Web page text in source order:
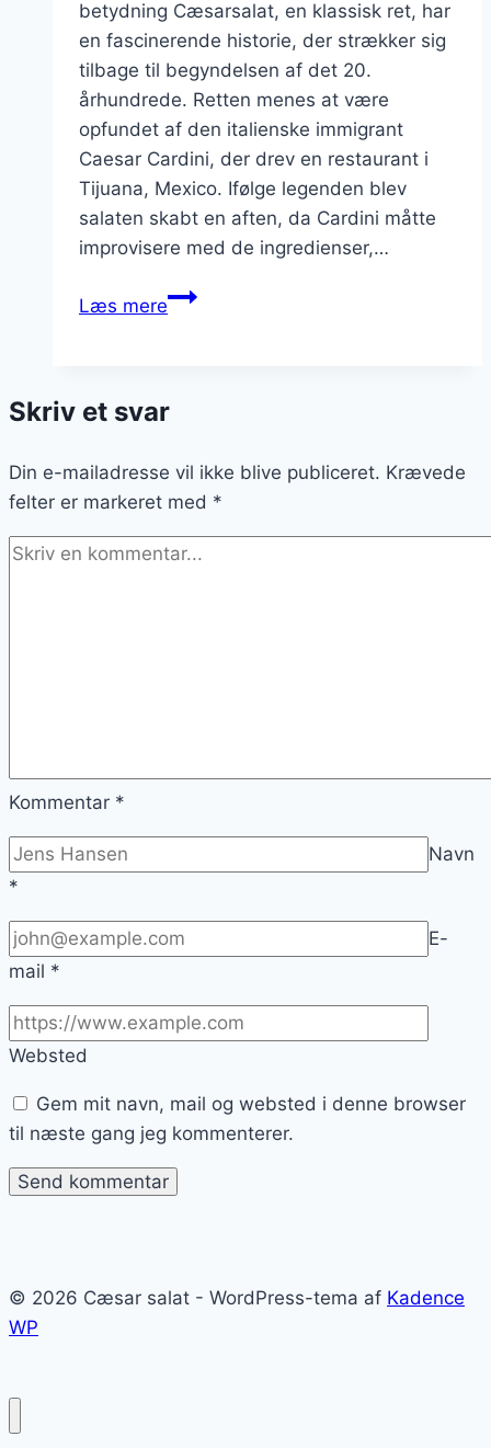
betydning Cæsarsalat, en klassisk ret, har
en fascinerende historie, der strækker sig
tilbage til begyndelsen af det 20.
århundrede. Retten menes at være
opfundet af den italienske immigrant
Caesar Cardini, der drev en restaurant i
Tijuana, Mexico. Ifølge legenden blev
salaten skabt en aften, da Cardini måtte
improvisere med de ingredienser,…
Læs mereCæsarsalat
purløg
Skriv et svar
Din e-mailadresse vil ikke blive publiceret. Krævede
felter er markeret med *
Kommentar *
Navn
*
E-
mail *
Websted
Gem mit navn, mail og websted i denne browser
til næste gang jeg kommenterer.
© 2026 Cæsar salat - WordPress-tema af Kadence
WP